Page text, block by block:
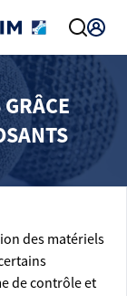
des matériels
de contrôle et